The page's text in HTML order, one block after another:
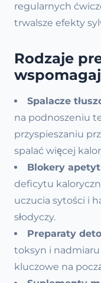
regularnych
trwalsze efekty
Rodzaje
Spalacze
na podnoszeniu
przyspieszaniu
spalać więcej
Blokery
deficytu
uczucia sytości i
słodyczy.
Preparaty
toksyn i
kluczowe na